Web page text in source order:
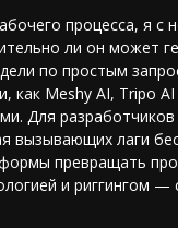
процесса, я
ли он может
по простым
Meshy AI, Tripo
Для
вызывающих лаги
превращать
и риггингом —